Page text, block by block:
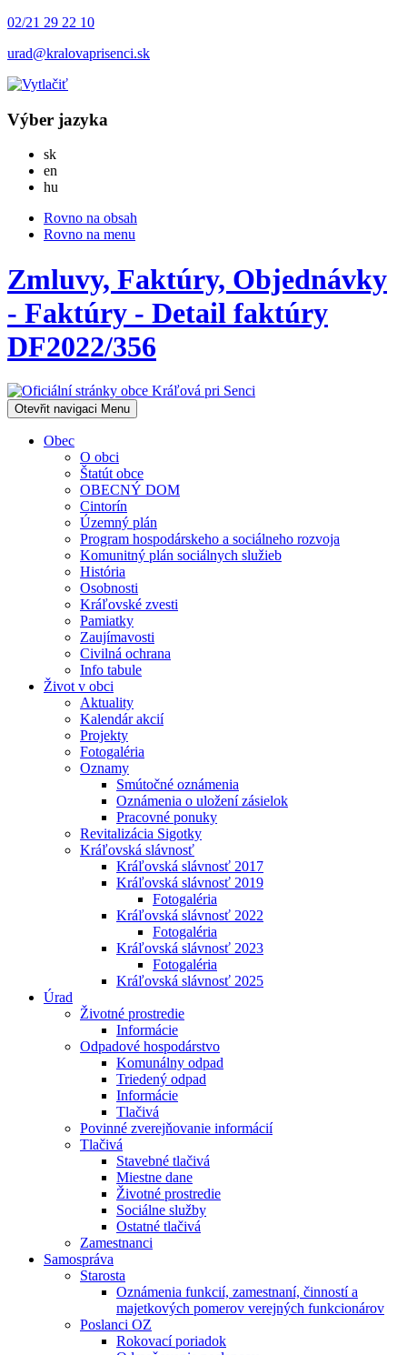
02/21 29 22 10
urad@kralovaprisenci.sk
Výber jazyka
skSlovensky
en
hu
Rovno na obsah
Rovno na menu
Zmluvy, Faktúry, Objednávky
- Faktúry - Detail faktúry
DF2022/356
Otevřit navigaci Menu
Obec
O obci
Štatút obce
OBECNÝ DOM
Cintorín
Územný plán
Program hospodárskeho a sociálneho rozvoja
Komunitný plán sociálnych služieb
História
Osobnosti
Kráľovské zvesti
Pamiatky
Zaujímavosti
Civilná ochrana
Info tabule
Život v obci
Aktuality
Kalendár akcií
Projekty
Fotogaléria
Oznamy
Smútočné oznámenia
Oznámenia o uložení zásielok
Pracovné ponuky
Revitalizácia Sigotky
Kráľovská slávnosť
Kráľovská slávnosť 2017
Kráľovská slávnosť 2019
Fotogaléria
Kráľovská slávnosť 2022
Fotogaléria
Kráľovská slávnosť 2023
Fotogaléria
Kráľovská slávnosť 2025
Úrad
Životné prostredie
Informácie
Odpadové hospodárstvo
Komunálny odpad
Triedený odpad
Informácie
Tlačivá
Povinné zverejňovanie informácií
Tlačivá
Stavebné tlačivá
Miestne dane
Životné prostredie
Sociálne služby
Ostatné tlačivá
Zamestnanci
Samospráva
Starosta
Oznámenia funkcií, zamestnaní, činností a
majetkových pomerov verejných funkcionárov
Poslanci OZ
Rokovací poriadok